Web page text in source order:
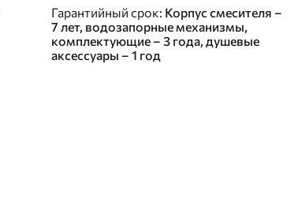
Гарантийный срок: Корпус смесителя –
7 лет, водозапорные механизмы,
комплектующие – 3 года, душевые
аксессуары – 1 год